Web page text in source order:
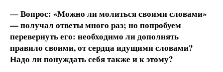
— Вопрос: «Можно ли молиться своими словами»
— получал ответы много раз; но попробуем
перевернуть его: необходимо ли дополнять
правило своими, от сердца идущими словами?
Надо ли понуждать себя также и к этому?